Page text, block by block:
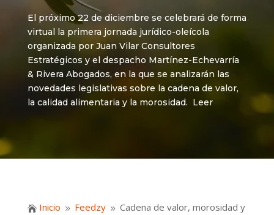
El próximo 22 de diciembre se celebrará de forma
virtual la primera jornada jurídico-oleícola
organizada por Juan Vilar Consultores
Estratégicos y el despacho Martínez-Echevarría
& Rivera Abogados, en la que se analizarán las
novedades legislativas sobre la cadena de valor,
la calidad alimentaria y la morosidad. Leer
 Inicio 9 Feedzy 9 Cadena de valor, morosidad y